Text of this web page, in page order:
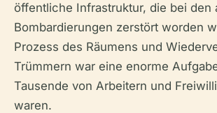
öffentliche Infrastruktur, die bei den
Bombardierungen zerstört worden
Prozess des Räumens und
Trümmern war eine enorme
Tausende von Arbeitern und
waren.